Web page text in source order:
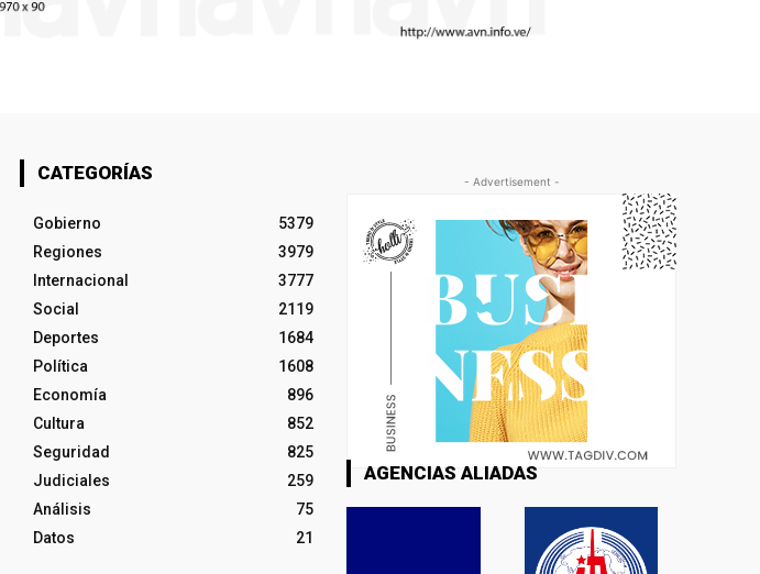
CATEGORÍAS
Gobierno
5379
Regiones
3979
Internacional
3777
Social
2119
Deportes
1684
Política
1608
Economía
896
Cultura
852
Seguridad
825
Judiciales
259
Análisis
75
Datos
21
- Advertisement -
AGENCIAS ALIADAS